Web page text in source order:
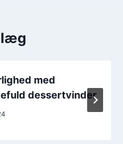
med
dessertvinder